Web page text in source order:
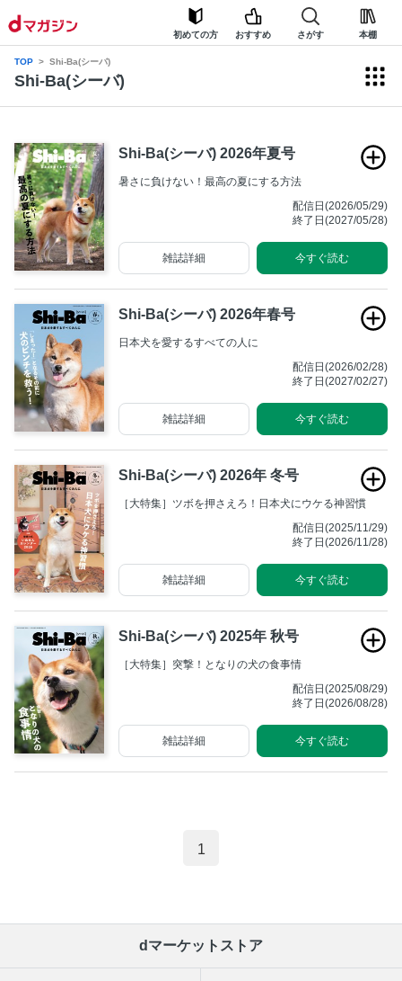
初めての方 おすすめ さがす 本棚
TOP Shi-Ba(シーバ)
Shi-Ba(シーバ)
Shi-Ba(シーバ) 2026年夏号
暑さに負けない！最高の夏にする方法
配信日(2026/05/29)
終了日(2027/05/28)
今すぐ読む
雑誌詳細
Shi-Ba(シーバ) 2026年春号
日本犬を愛するすべての人に
配信日(2026/02/28)
終了日(2027/02/27)
今すぐ読む
雑誌詳細
Shi-Ba(シーバ) 2026年 冬号
［大特集］ツボを押さえろ！日本犬にウケる神習慣
配信日(2025/11/29)
終了日(2026/11/28)
今すぐ読む
雑誌詳細
Shi-Ba(シーバ) 2025年 秋号
［大特集］突撃！となりの犬の食事情
配信日(2025/08/29)
終了日(2026/08/28)
今すぐ読む
雑誌詳細
1
dマーケットストア